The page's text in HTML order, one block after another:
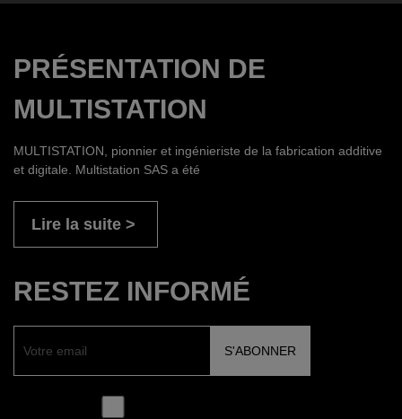
PRÉSENTATION DE
MULTISTATION
MULTISTATION, pionnier et ingénieriste de la fabrication additive
et digitale. Multistation SAS a été
Lire la suite
RESTEZ INFORMÉ